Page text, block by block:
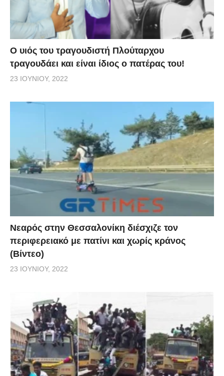
O υιός του τραγουδιστή Πλούταρχου
τραγουδάει και είναι ίδιος ο πατέρας του!
23 ΙΟΥΝΊΟΥ, 2022
Νεαρός στην Θεσσαλονίκη διέσχιζε τον
περιφερειακό με πατίνι και χωρίς κράνος
(Βίντεο)
23 ΙΟΥΝΊΟΥ, 2022